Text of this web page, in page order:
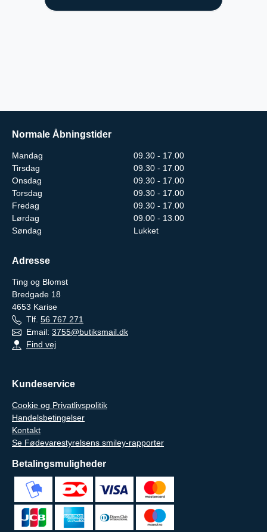
Normale Åbningstider
Mandag
09.30 - 17.00
Tirsdag
09.30 - 17.00
Onsdag
09.30 - 17.00
Torsdag
09.30 - 17.00
Fredag
09.30 - 17.00
Lørdag
09.00 - 13.00
Søndag
Lukket
Adresse
Ting og Blomst
Bredgade 18
4653 Karise
Tlf. 56 767 271
Email: 3755@butiksmail.dk
Find vej
Kundeservice
Cookie og Privatlivspolitik
Handelsbetingelser
Kontakt
Se Fødevarestyrelsens smiley-rapporter
Betalingsmuligheder